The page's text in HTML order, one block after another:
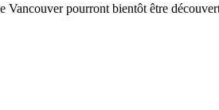
pourront bientôt être